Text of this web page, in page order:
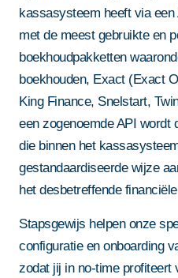
kassasysteem heeft via
met de meest gebruikte en
boekhoudpakketten
boekhouden, Exact (Exact
King Finance, Snelstart,
een zogenoemde API wordt
die binnen het
gestandaardiseerde wijze
het desbetreffende
Stapsgewijs helpen onze
configuratie en onboarding
zodat jij in no-time profiteert